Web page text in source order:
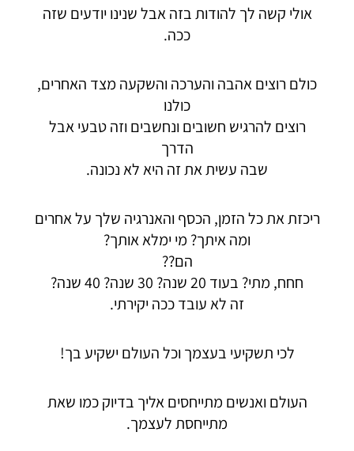
אולי קשה לך להודות בזה אבל שנינו יודעים שזה
ככה.
כולם רוצים אהבה והערכה והשקעה מצד האחרים,
כולנו
רוצים להרגיש חשובים ונחשבים וזה טבעי אבל
הדרך
שבה עשית את זה היא לא נכונה.
ריכזת את כל הזמן, הכסף והאנרגיה שלך על אחרים
ומה איתך? מי ימלא אותך?
הם??
חחח, מתי? בעוד 20 שנה? 30 שנה? 40 שנה?
זה לא עובד ככה יקירתי.
לכי תשקיעי בעצמך וכל העולם ישקיע בך!
העולם ואנשים מתייחסים אליך בדיוק כמו שאת
מתייחסת לעצמך.